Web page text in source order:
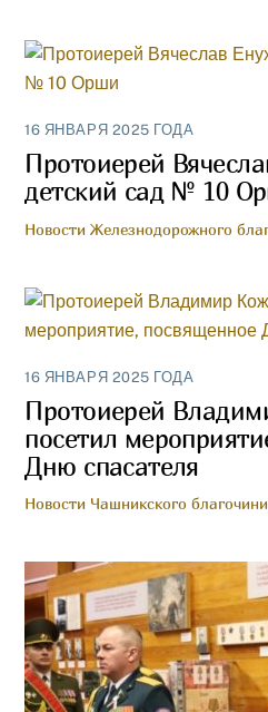
16 ЯНВАРЯ 2025 ГОДА
Протоиерей
детский сад № 10
Новости Железнодорожного
16 ЯНВАРЯ 2025 ГОДА
Протоиерей
посетил
Дню спасателя
Новости Чашникского